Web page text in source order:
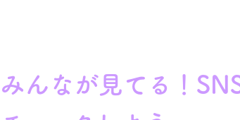
みんなが見てる！